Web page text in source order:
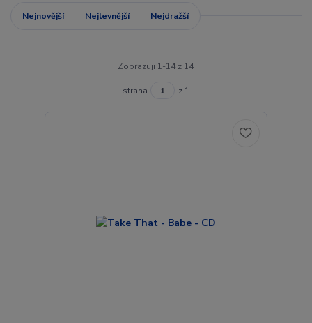
Nejnovější Nejlevnější Nejdražší
Zobrazuji 1-14 z 14
strana z 1